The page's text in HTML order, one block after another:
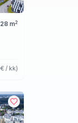
m2
€ / kk)